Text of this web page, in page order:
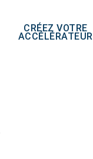
CRÉEZ VOTRE
ACCÉLÉRATEUR